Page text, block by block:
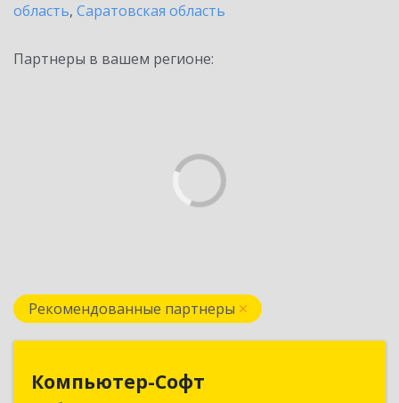
область, Саратовская область
Партнеры в вашем регионе:
Рекомендованные партнеры
Компьютер-Софт